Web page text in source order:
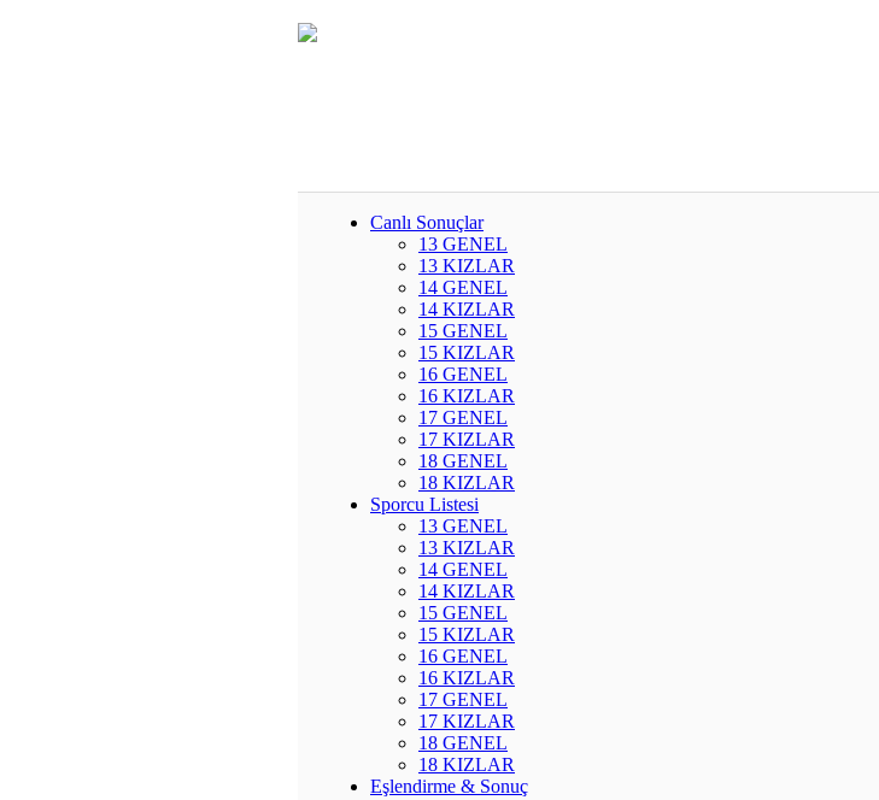
Canlı Sonuçlar
13 GENEL
13 KIZLAR
14 GENEL
14 KIZLAR
15 GENEL
15 KIZLAR
16 GENEL
16 KIZLAR
17 GENEL
17 KIZLAR
18 GENEL
18 KIZLAR
Sporcu Listesi
13 GENEL
13 KIZLAR
14 GENEL
14 KIZLAR
15 GENEL
15 KIZLAR
16 GENEL
16 KIZLAR
17 GENEL
17 KIZLAR
18 GENEL
18 KIZLAR
Eşlendirme & Sonuç